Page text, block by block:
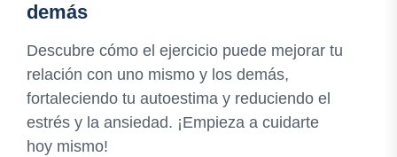
demás
Descubre cómo el ejercicio puede mejorar tu
relación con uno mismo y los demás,
fortaleciendo tu autoestima y reduciendo el
estrés y la ansiedad. ¡Empieza a cuidarte
hoy mismo!